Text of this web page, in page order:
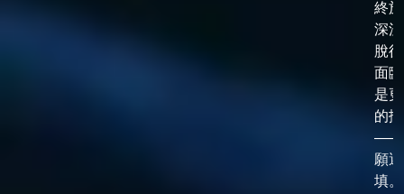
終
深
脫
面
是
的
——
願選
填